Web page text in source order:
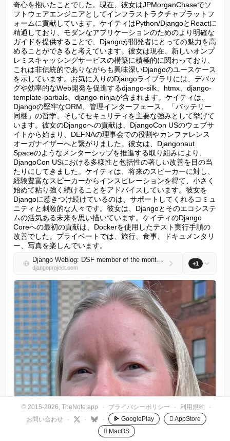
奇心を抱いたことでした。現在、彼女はJPMorganChaseでソ
フトウェアエンジニアとしてインフラストラクチャプラットフ
ォームに貢献しています。ケイティはPython/DjangoとReactに
精通しており、モダンなアプリケーションのためのより明確な
ガイドを提供することで、Djangoが開発者にとっての魅力を高
めることができると考えています。彼女は現在、新しいオンプ
レミスキャッシングサービスの構築に積極的に関わっており、
これは非伝統的でありながらも興味深いDjangoのユースケース
を示しています。お気に入りのDjangoライブラリには、デバッ
グや効率的なWeb開発を促進するdjango-silk、htmx、django-
template-partials、django-ninjaが含まれます。ケイティは、
Djangoの堅牢なORM、管理インターフェース、「バッテリー
同梱」の哲学、そしてセキュリティを主要な強みとして挙げて
います。彼女のDjangoへの貢献は、DjangoCon USのウェブサ
イトから始まり、DEFNAの理事会での役割やカンファレンス
オーガナイザーへと繋がりました。彼女は、Djangonaut
Spaceのようなメンターシップを推進する取り組みにより、
DjangoCon USにおける多様性と包括性の著しい改善を目の当
たりにしてきました。ケイティは、将来のスピーカーに対し、
経験豊富なスピーカーからインスピレーションを得て、小さく
始めて粘り強く続けることをアドバイスしています。彼女を
Djangoに惹きつけ続けているのは、サポートしてくれるコミュ
ニティと刺激的な人々です。彼女は、Djangoとそのエコシステ
ムの活気ある未来を思い描いています。ケイティのDjango
Coreへの最初の貢献は、Dockerを使用したテスト実行手順の
改善でした。プライベートでは、旅行、食事、ドキュメンタリ
ー、写真を楽しんでいます。
Django Weblog: DSF member of the month - Katherine "Kati" Michel
djangoproject.com
+1
© 2015-2026, TheNote.app · プライバシーポリシー · 利用規約
·
お問い合わせ
· · · GooglePlay
 AppStore
 MacOS